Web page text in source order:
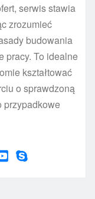
serwis stawia
zrozumieć
budowania
pracy. To idealne
kształtować
o sprawdzoną
przypadkowe